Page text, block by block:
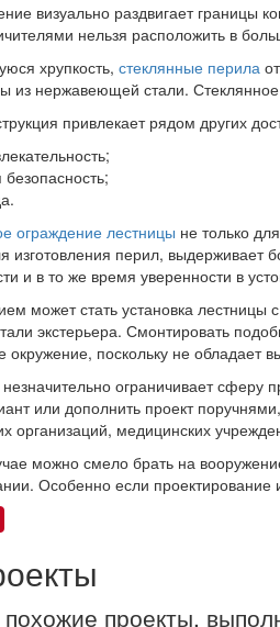
визуально раздвигает границы
нельзя расположить в
хрупкость, стеклянные перила
нержавеющей стали. Стеклянное
привлекает рядом других
безопасность;
ограждение лестницы не только
изготовления перил, выдерживает
и в то же время уверенности в
может стать установка лестницы
экстерьера. Смонтировать
окружение, поскольку не обладает
незначительно ограничивает
или дополнить проект
организаций, медицинских
можно смело брать на
Особенно если
похожие проекты,